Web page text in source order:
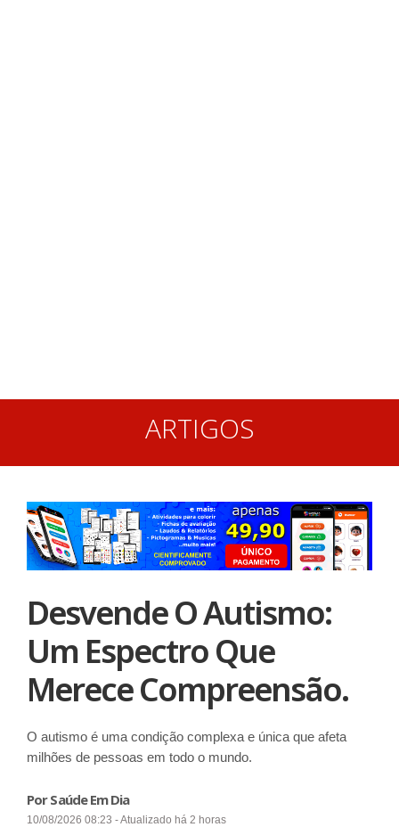
ARTIGOS
Desvende O Autismo:
Um Espectro Que
Merece Compreensão.
O autismo é uma condição complexa e única que afeta
milhões de pessoas em todo o mundo.
Por Saúde Em Dia
10/08/2026 08:23 - Atualizado há 2 horas